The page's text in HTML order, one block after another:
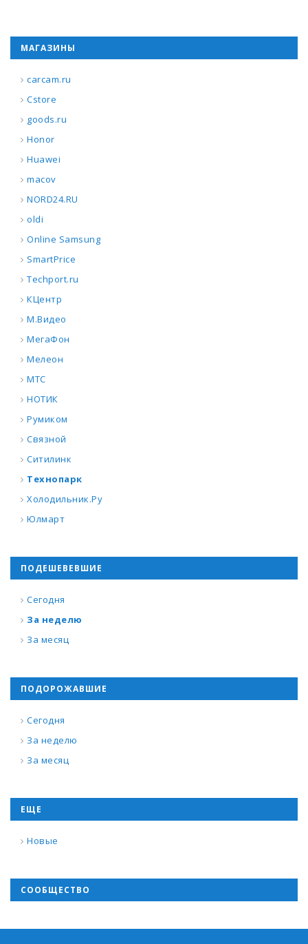
МАГАЗИНЫ
carcam.ru
Cstore
goods.ru
Honor
Huawei
macov
NORD24.RU
oldi
Online Samsung
SmartPrice
Techport.ru
КЦентр
М.Видео
МегаФон
Мелеон
МТС
НОТИК
Румиком
Связной
Ситилинк
Технопарк
Холодильник.Ру
Юлмарт
ПОДЕШЕВЕВШИЕ
Сегодня
За неделю
За месяц
ПОДОРОЖАВШИЕ
Сегодня
За неделю
За месяц
ЕЩЕ
Новые
СООБЩЕСТВО